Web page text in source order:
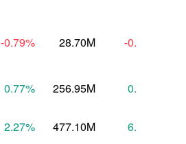
-0.79% 28.70M -0.80
0.77% 256.95M 0.37
2.27% 477.10M 6.21